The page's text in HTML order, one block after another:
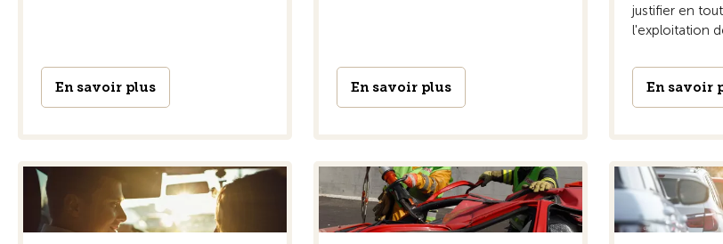
En savoir plus En savoir plus
justifier en
l'exploitation
En savoir